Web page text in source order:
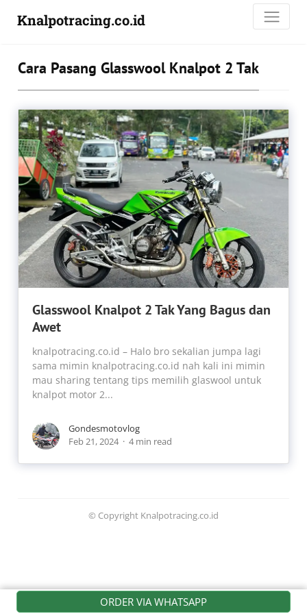
Knalpotracing.co.id
Cara Pasang Glasswool Knalpot 2 Tak
Glasswool Knalpot 2 Tak Yang Bagus dan
Awet
knalpotracing.co.id – Halo bro sekalian jumpa lagi
sama mimin knalpotracing.co.id nah kali ini mimin
mau sharing tentang tips memilih glaswool untuk
knalpot motor 2...
Gondesmotovlog
Feb 21, 2024
4 min read
ORDER VIA WHATSAPP
© Copyright Knalpotracing.co.id